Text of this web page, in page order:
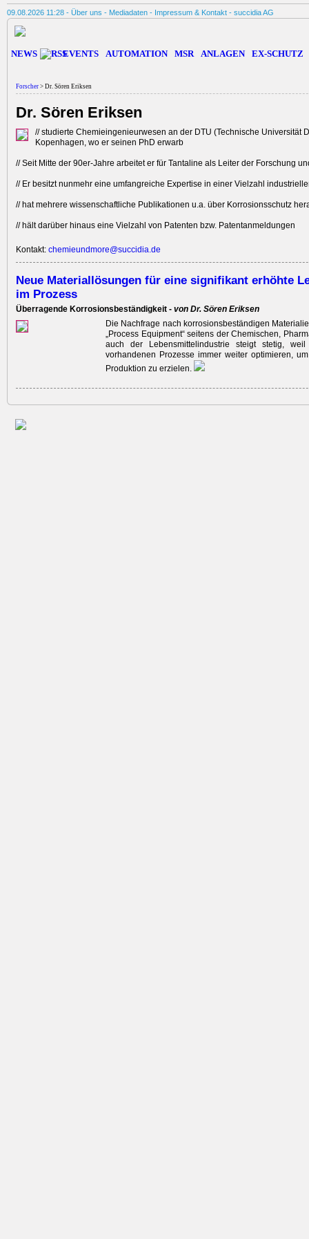
09.08.2026 11:28 - Über uns - Mediadaten - Impressum & Kontakt - succidia AG
NEWS EVENTS AUTOMATION MSR ANLAGEN EX-SCHUTZ
Forscher > Dr. Sören Eriksen
Dr. Sören Eriksen
// studierte Chemieingenieur­wesen an der DTU (Technische Universität
Kopenhagen, wo er seinen PhD erwarb
// Seit Mitte der 90er-Jahre arbeitet er für Tantaline als Leiter der Forschung
// Er besitzt nunmehr eine umfangreiche ­Expertise in einer Vielzahl
// hat mehrere wissenschaftliche Publikationen u.a. über Korrosionsschutz
// hält darüber hinaus eine Vielzahl von Patenten bzw. Patent­anmeldungen
Kontakt: chemieundmore@succidia.de
Neue Materiallösungen für eine signifikant erhöhte
im Prozess
Überragende Korrosionsbeständigkeit - von Dr. Sören Eriksen
Die Nachfrage nach korrosionsbeständigen
„Process Equipment“ seitens der Chemischen,
auch der Lebensmittelindustrie steigt stetig,
vorhandenen Prozesse immer weiter optimieren,
Produktion zu erzielen.